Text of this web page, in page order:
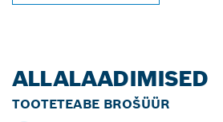
ALLALAADIMISED
TOOTETEABE BROŠÜÜR